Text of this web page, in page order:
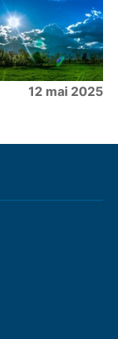
12 mai 2025